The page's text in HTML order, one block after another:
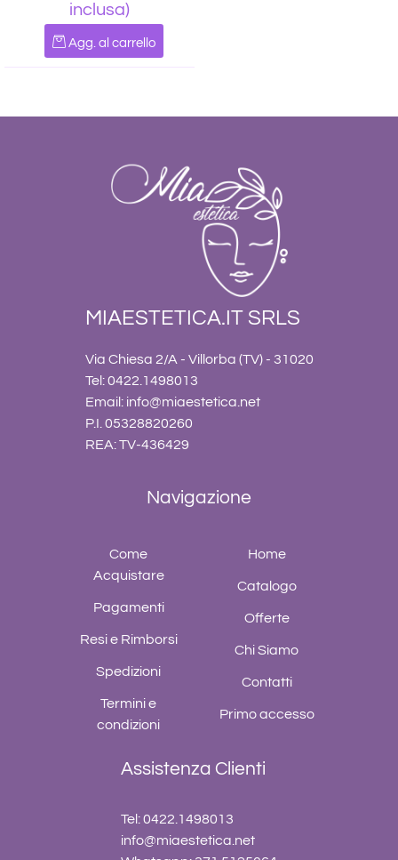
inclusa)
Agg. al carrello
MIAESTETICA.IT SRLS
Via Chiesa 2/A - Villorba (TV) - 31020
Tel: 0422.1498013
Email: info@miaestetica.net
P.I. 05328820260
REA: TV-436429
Navigazione
Come
Acquistare
Pagamenti
Resi e Rimborsi
Spedizioni
Termini e
condizioni
Home
Catalogo
Offerte
Chi Siamo
Contatti
Primo accesso
Assistenza Clienti
Tel: 0422.1498013
info@miaestetica.net